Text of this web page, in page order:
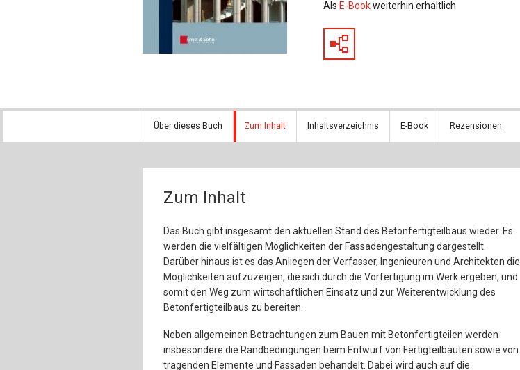
Baustoffe
E&S Zeitlos
Als E-Bookweiterhin erhältlich
Über dieses Buch Zum Inhalt Inhaltsverzeichnis E-Book Rezensionen
Zum Inhalt
Das Buch gibt insgesamt den aktuellen Stand des Betonfertigteilbaus wieder. Es
werden die vielfältigen Möglichkeiten der Fassadengestaltung dargestellt.
Darüber hinaus ist es das Anliegen der Verfasser, Ingenieuren und Architekten die
Möglichkeiten aufzuzeigen, die sich durch die Vorfertigung im Werk ergeben, und
somit den Weg zum wirtschaftlichen Einsatz und zur Weiterentwicklung des
Betonfertigteilbaus zu bereiten.
Neben allgemeinen Betrachtungen zum Bauen mit Betonfertigteilen werden
insbesondere die Randbedingungen beim Entwurf von Fertigteilbauten sowie von
tragenden Elemente und Fassaden behandelt. Dabei wird auch auf die